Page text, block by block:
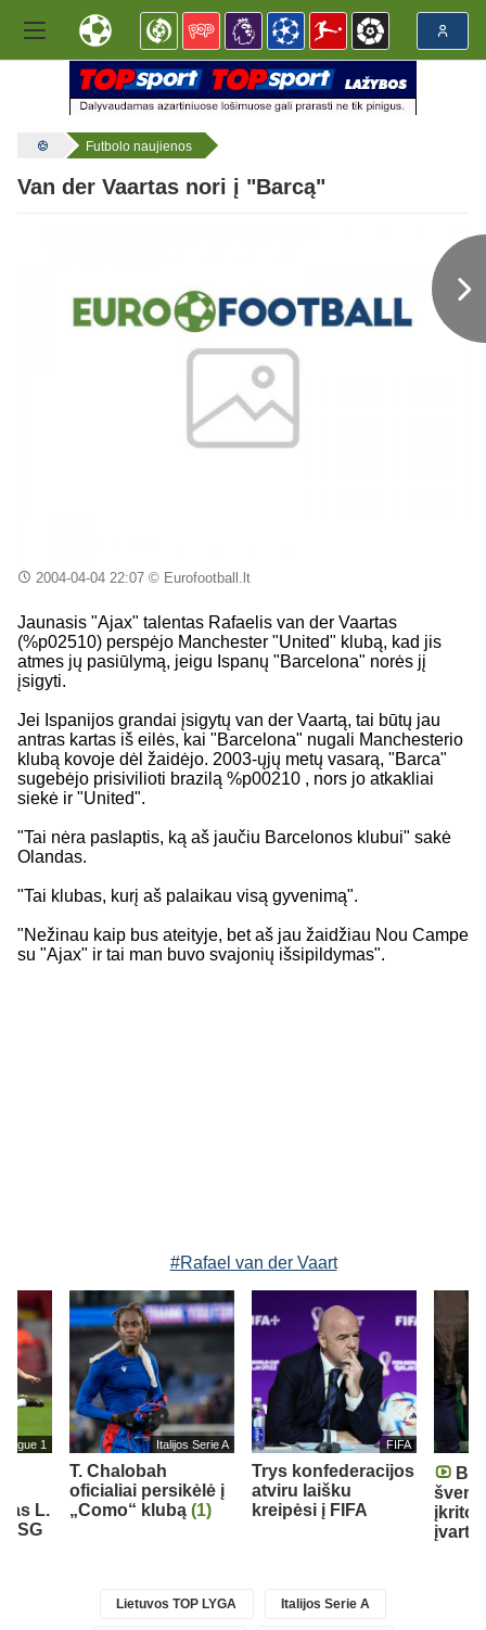
Futbolo naujienos
Van der Vaartas nori į "Barcą"
2004-04-04 22:07© Eurofootball.lt
Jaunasis "Ajax" talentas Rafaelis van der Vaartas
(%p02510) perspėjo Manchester "United" klubą, kad jis
atmes jų pasiūlymą, jeigu Ispanų "Barcelona" norės jį
įsigyti.
Jei Ispanijos grandai įsigytų van der Vaartą, tai būtų jau
antras kartas iš eilės, kai "Barcelona" nugali Manchesterio
klubą kovoje dėl žaidėjo. 2003-ųjų metų vasarą, "Barca"
sugebėjo prisivilioti brazilą %p00210 , nors jo atkakliai
siekė ir "United".
"Tai nėra paslaptis, ką aš jaučiu Barcelonos klubui" sakė
Olandas.
"Tai klubas, kurį aš palaikau visą gyvenimą".
"Nežinau kaip bus ateityje, bet aš jau žaidžiau Nou Campe
su "Ajax" ir tai man buvo svajonių išsipildymas".
#Rafael van der Vaart
Ligue 1
L.
PSG
Italijos Serie A
T. Chalobah
oficialiai persikėlė į
„Como“ klubą (1)
FIFA
Trys konfederacijos
atviru laišku
kreipėsi į FIFA
įkrito
įvartį
Lietuvos TOP LYGA Italijos Serie A